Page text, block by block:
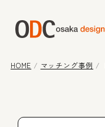
HOME / マッチング事例 /